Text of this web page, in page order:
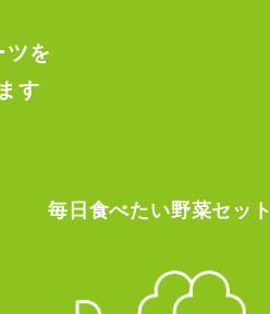
を
す
毎日食べたい野菜セット